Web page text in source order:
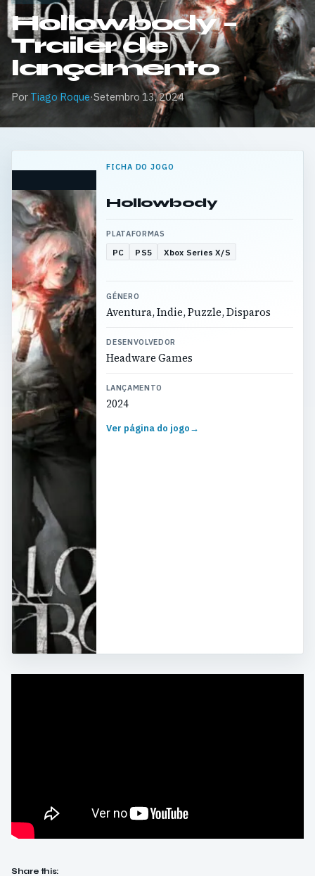
Hollowbody –
Trailer de
lançamento
Por Tiago Roque·Setembro 13, 2024
FICHA DO JOGO
Hollowbody
PLATAFORMAS
PC PS5 Xbox Series X/S
GÉNERO
Aventura, Indie, Puzzle, Disparos
DESENVOLVEDOR
Headware Games
LANÇAMENTO
2024
Ver página do jogo→
Share this: